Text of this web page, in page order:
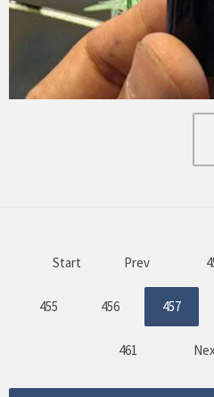
Start Prev
455 456 457
461